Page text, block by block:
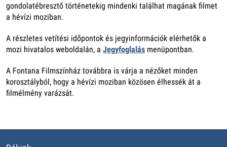
gondolatébresztő történetekig mindenki találhat magának filmet
a hévízi moziban.
A részletes vetítési időpontok és jegyinformációk elérhetők a
mozi hivatalos weboldalán, a Jegyfoglalás menüpontban.
A Fontana Filmszínház továbbra is várja a nézőket minden
korosztályból, hogy a hévízi moziban közösen élhessék át a
filmélmény varázsát.